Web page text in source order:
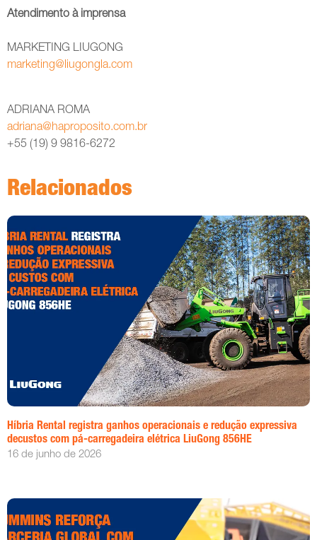
Atendimento à imprensa
MARKETING LIUGONG
marketing@liugongla.com
ADRIANA ROMA
adriana@haproposito.com.br
+55 (19) 9 9816-6272
Relacionados
Híbria Rental registra ganhos operacionais e redução expressiva
decustos com pá-carregadeira elétrica LiuGong 856HE
16 de junho de 2026